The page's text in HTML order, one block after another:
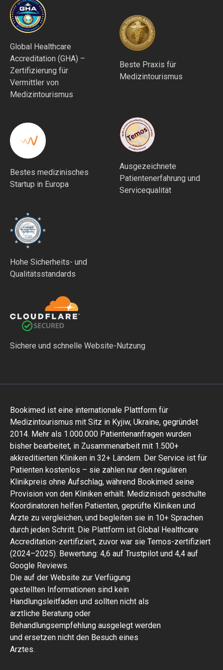
Global Healthcare
Accreditation (GHA) –
Zertifizierung für
Vermittler von
Medizintourismus
Beste Praxis für
Medizintourismus
Bestes medizinisches
Startup in Europa
Ausgezeichnete
Patientenerfahrung und
Servicequalität
Hohe Sicherheits- und
Qualitätsstandards
Sichere und schnelle Website-Nutzung
Bookimed ist eine internationale Plattform für
Medizintourismus mit Sitz in Kyjiw, Ukraine, gegründet
2014. Mehr als 1.000.000 Patientenanfragen wurden
bisher bearbeitet, in Zusammenarbeit mit 1.500+
akkreditierten Kliniken in 32+ Ländern. Der Service ist für
Patienten kostenlos – sie zahlen nur den regulären
Klinikpreis ohne Aufschlag, während Bookimed seine
Provision von den Kliniken erhält. Medizinisch geschulte
Koordinatoren helfen Patienten, geprüfte Kliniken und
Ärzte zu vergleichen, und begleiten sie in 10+ Sprachen
durch jeden Schritt. Die Plattform ist Global Healthcare
Accreditation-zertifiziert, zuvor war sie Temos-zertifiziert
(2024–2025). Bewertung: 4,6 auf Trustpilot und 4,4 auf
Google Reviews.
Die auf der Website zur Verfügung
gestellten Informationen sind kein
Handlungsleitfaden und sollten nicht als
ärztliche Beratung oder
Behandlungsempfehlung ausgelegt werden
und ersetzen nicht den Besuch eines
Arztes.